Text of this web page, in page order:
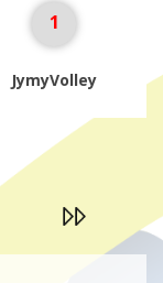
1
JymyVolley